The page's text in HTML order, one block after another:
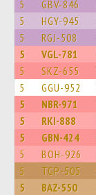
5 GBV-846
5 HGY-945
5 RGJ-508
5 VGL-781
5 SKZ-655
5 GGU-952
5 NBR-971
5 RKI-888
5 GBN-424
5 BOH-926
5 TGP-505
5 BAZ-550